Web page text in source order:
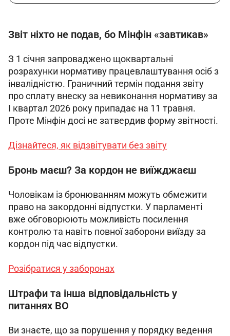
Звіт ніхто не подав, бо Мінфін «завтикав»
З 1 січня запроваджено щоквартальні
розрахунки нормативу працевлаштування осіб з
інвалідністю. Граничний термін подання звіту
про сплату внеску за невиконання нормативу за
І квартал 2026 року припадає на 11 травня.
Проте Мінфін досі не затвердив форму звітності.
Дізнайтеся, як відзвітувати без звіту
Бронь маєш? За кордон не виїжджаєш
Чоловікам із бронюванням можуть обмежити
право на закордонні відпустки. У парламенті
вже обговорюють можливість посилення
контролю та навіть повної заборони виїзду за
кордон під час відпустки.
Розібратися у заборонах
Штрафи та інша відповідальність у
питаннях ВО
Ви знаєте, що за порушення у порядку ведення